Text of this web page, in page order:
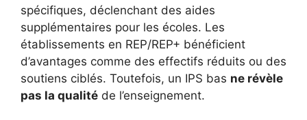
spécifiques, déclenchant des aides
supplémentaires pour les écoles. Les
établissements en REP/REP+ bénéficient
d’avantages comme des effectifs réduits ou des
soutiens ciblés. Toutefois, un IPS bas ne révèle
pas la qualité de l’enseignement.